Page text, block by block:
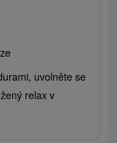
uvolněte se
relax v